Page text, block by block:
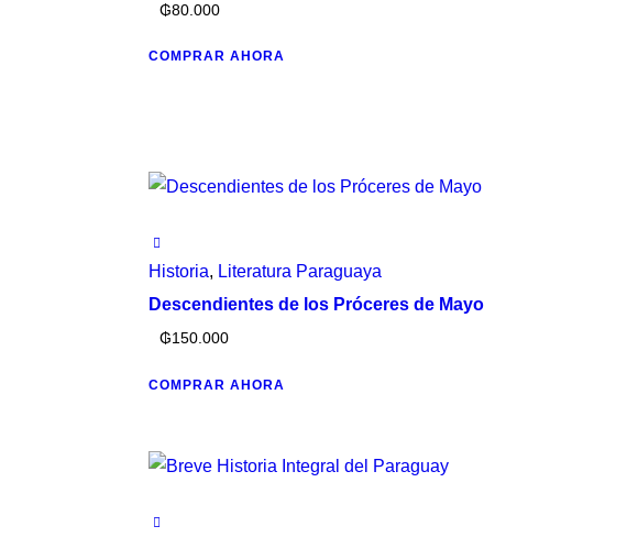
₲80.000
COMPRAR AHORA
Historia, Literatura Paraguaya
Descendientes de los Próceres de Mayo
₲150.000
COMPRAR AHORA